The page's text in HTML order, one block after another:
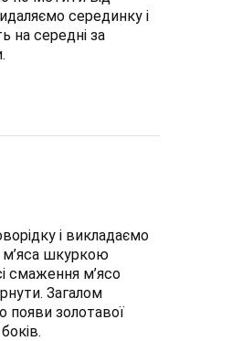
серединку і
на середні за
і викладаємо
шкуркою
смаження м’ясо
Загалом
золотавої